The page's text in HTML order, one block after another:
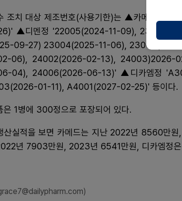
조치 대상 제조번호(사용기한)는 ▲카메드정
▲디멘정 '22005(2024-11-09),
09-27) 23004(2025-11-06),
06), 24002(2026-02-13), 24003)2026-
04), 24006(2026-06-13)' ▲디카엠정
01-11), A4001(2027-02-25)' 등이다.
은 1병에 300정으로 포장되어 있다.
산실적을 보면 카메드는 지난 2022년 8560만
년 7903만원, 2023년 6541만원, 디카엠정